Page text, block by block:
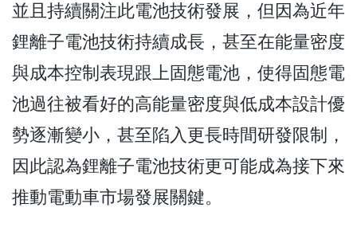
並且持續關注此電池技術發展，但因為近年
鋰離子電池技術持續成長，甚至在能量密度
與成本控制表現跟上固態電池，使得固態電
池過往被看好的高能量密度與低成本設計優
勢逐漸變小，甚至陷入更長時間研發限制，
因此認為鋰離子電池技術更可能成為接下來
推動電動車市場發展關鍵。